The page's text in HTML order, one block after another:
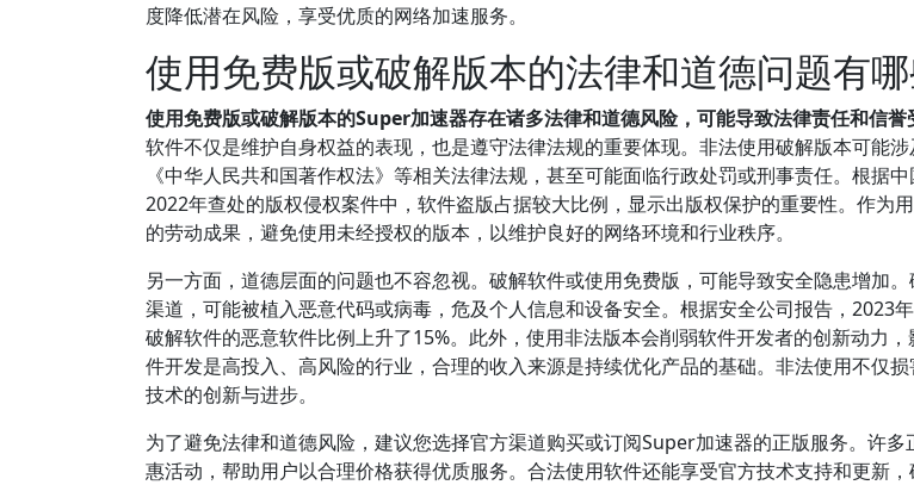
度降低潜在风险，享受优质的网络加速服务。
使用免费版或破解版本的法律和道德问题有哪
使用免费版或破解版本的Super加速器存在诸多法律和道德风险，可能导致法律责任和信誉
软件不仅是维护自身权益的表现，也是遵守法律法规的重要体现。非法使用破解版本可能
《中华人民共和国著作权法》等相关法律法规，甚至可能面临行政处罚或刑事责任。根据
2022年查处的版权侵权案件中，软件盗版占据较大比例，显示出版权保护的重要性。作为
的劳动成果，避免使用未经授权的版本，以维护良好的网络环境和行业秩序。
另一方面，道德层面的问题也不容忽视。破解软件或使用免费版，可能导致安全隐患增加
渠道，可能被植入恶意代码或病毒，危及个人信息和设备安全。根据安全公司报告，2023
破解软件的恶意软件比例上升了15%。此外，使用非法版本会削弱软件开发者的创新动力
件开发是高投入、高风险的行业，合理的收入来源是持续优化产品的基础。非法使用不仅
技术的创新与进步。
为了避免法律和道德风险，建议您选择官方渠道购买或订阅Super加速器的正版服务。许
惠活动，帮助用户以合理价格获得优质服务。合法使用软件还能享受官方技术支持和更新